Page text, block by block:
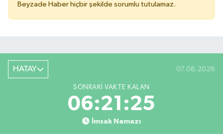
Beyzade Haber hiçbir şekilde sorumlu tutulamaz.
HATAY 07.08.2026
SONRAKI VAKTE KALAN
06:21:24
İmsak Namazı